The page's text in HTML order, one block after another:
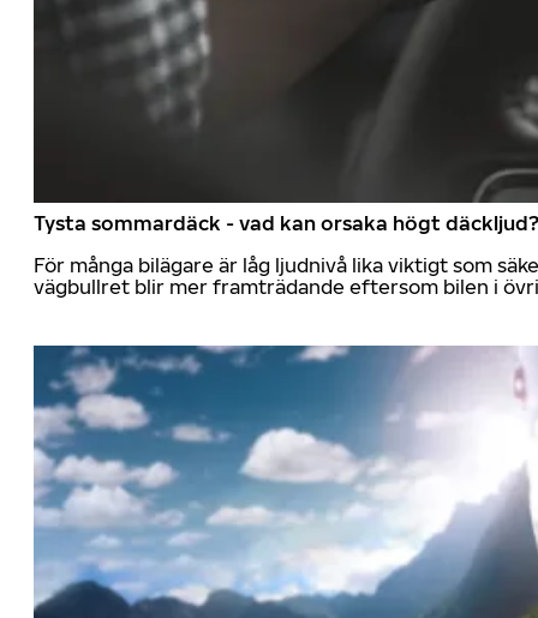
Tysta sommardäck - vad kan orsaka högt däckljud?
För många bilägare är låg ljudnivå lika viktigt som
vägbullret blir mer framträdande eftersom bilen i